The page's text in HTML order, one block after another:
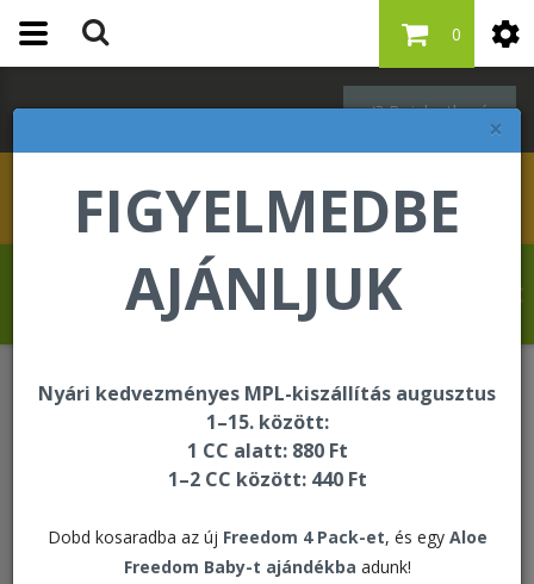
×
FIGYELMEDBE
AJÁNLJUK
Nyári kedvezményes MPL-kiszállítás augusztus
1–15. között:
1 CC alatt: 880 Ft
1–2 CC között: 440 Ft
Dobd kosaradba az új Freedom 4 Pack-et, és egy Aloe
Freedom Baby-t ajándékba adunk!
Bejelentkezés
0
Revelat Jean Baptiste üdvözli Önt a
Forever Living internetes áruházában!
Bőrápolás - Targeted Skincare
Protecting Day Lotion